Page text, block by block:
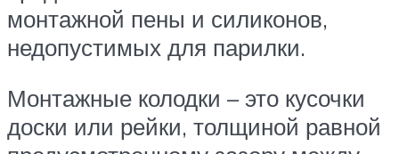
монтажной пены и силиконов,
недопустимых для парилки.
Монтажные колодки – это кусочки
доски или рейки, толщиной равной